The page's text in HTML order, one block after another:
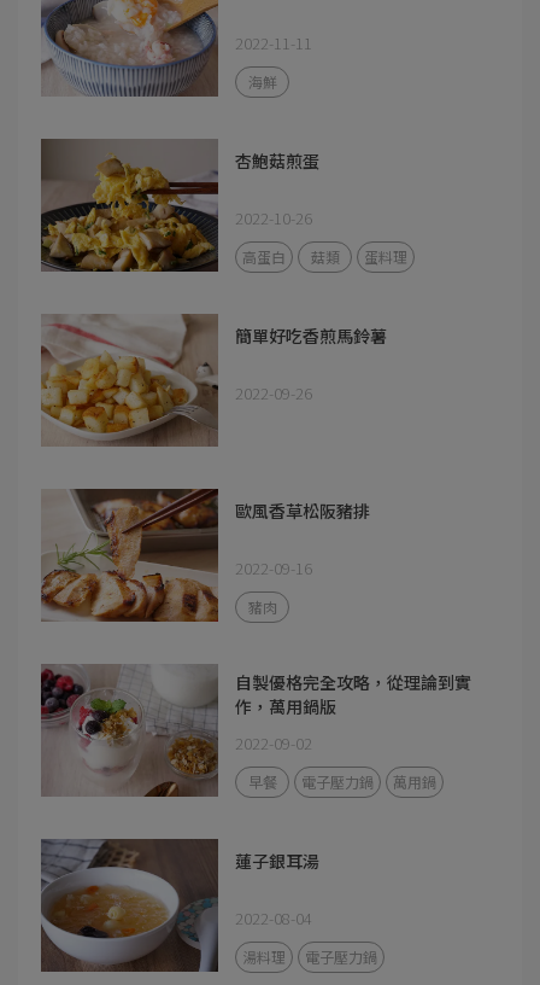
2022-11-11
海鮮
杏鮑菇煎蛋
2022-10-26
高蛋白 菇類 蛋料理
簡單好吃香煎馬鈴薯
2022-09-26
歐風香草松阪豬排
2022-09-16
豬肉
自製優格完全攻略，從理論到實
作，萬用鍋版
2022-09-02
早餐 電子壓力鍋 萬用鍋
蓮子銀耳湯
2022-08-04
湯料理 電子壓力鍋